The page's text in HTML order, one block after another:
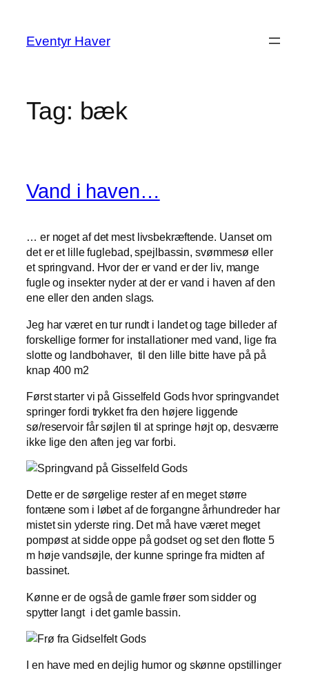
indhold
Eventyr Haver
Tag: bæk
Vand i haven…
… er noget af det mest livsbekræftende. Uanset om
det er et lille fuglebad, spejlbassin, svømmesø eller
et springvand. Hvor der er vand er der liv, mange
fugle og insekter nyder at der er vand i haven af den
ene eller den anden slags.
Jeg har været en tur rundt i landet og tage billeder af
forskellige former for installationer med vand, lige fra
slotte og landbohaver, til den lille bitte have på på
knap 400 m2
Først starter vi på Gisselfeld Gods hvor springvandet
springer fordi trykket fra den højere liggende
sø/reservoir får søjlen til at springe højt op, desværre
ikke lige den aften jeg var forbi.
Dette er de sørgelige rester af en meget større
fontæne som i løbet af de forgangne århundreder har
mistet sin yderste ring. Det må have været meget
pompøst at sidde oppe på godset og set den flotte 5
m høje vandsøjle, der kunne springe fra midten af
bassinet.
Kønne er de også de gamle frøer som sidder og
spytter langt i det gamle bassin.
I en have med en dejlig humor og skønne opstillinger